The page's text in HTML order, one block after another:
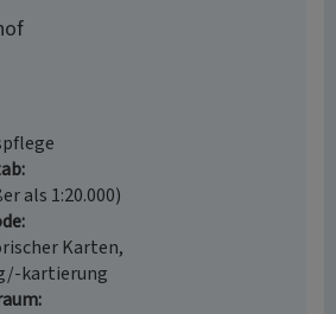
als 1:20.000)
Karten,
kartierung